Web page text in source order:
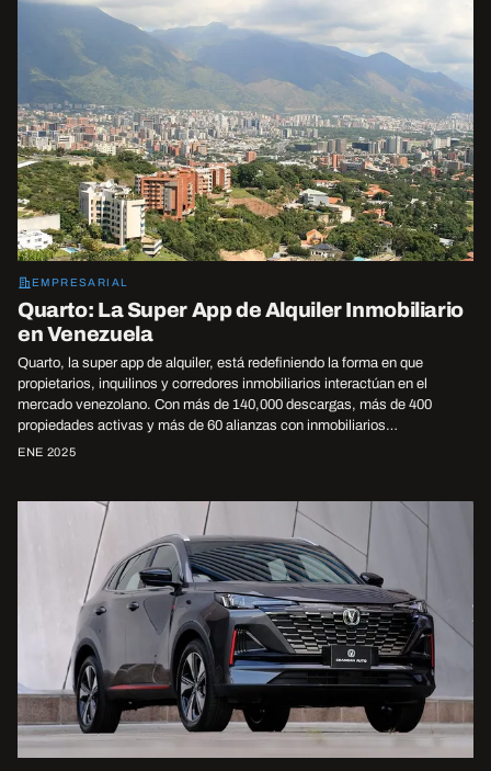
EMPRESARIAL
Quarto: La Super App de Alquiler Inmobiliario
en Venezuela
Quarto, la super app de alquiler, está redefiniendo la forma en que
propietarios, inquilinos y corredores inmobiliarios interactúan en el
mercado venezolano. Con más de 140,000 descargas, más de 400
propiedades activas y más de 60 alianzas con inmobiliarios…
ENE 2025